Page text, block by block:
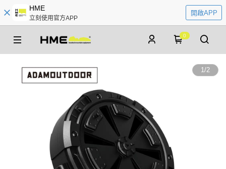
HME
立刻使用官方APP
開啟APP
0
1/2